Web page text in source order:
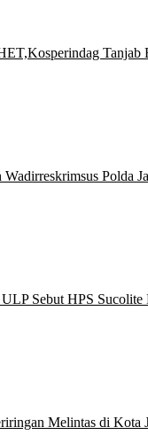
Polda
Sebut HPS Sucolite
Melintas di